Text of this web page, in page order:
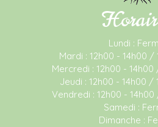
Lundi :
Mardi : 12h00 - 14h00 /
Mercredi : 12h00 - 14h00
Jeudi : 12h00 - 14h00 /
Vendredi : 12h00 -
Samedi :
Dimanche :